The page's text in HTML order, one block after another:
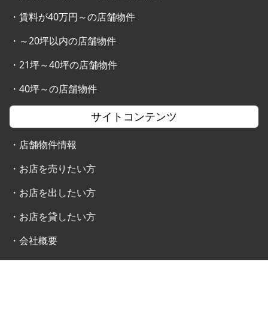
・ 賃料が40万円～の店舗物件
・ ～20坪以内の店舗物件
・ 21坪～40坪の店舗物件
・ 40坪～の店舗物件
サイトコンテンツ
・ 店舗物件情報
・ お店を売りたい方
・ お店を出したい方
・ お店を貸したい方
・ 会社概要
・お問合せ